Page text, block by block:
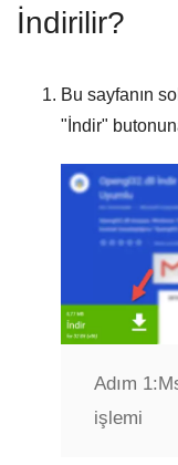
İndirilir?
Bu sayfanın
" İndir"
Adım 1:
işlemi